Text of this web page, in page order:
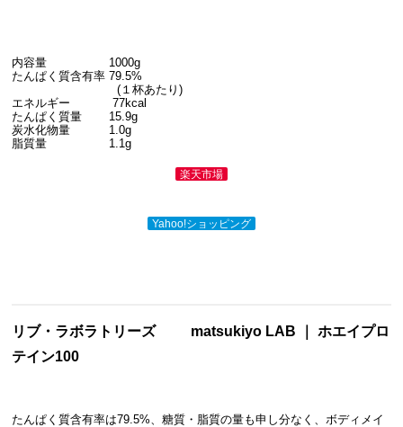
内容量 1000g
たんぱく質含有率 79.5%
(１杯あたり)
エネルギー 77kcal
たんぱく質量 15.9g
炭水化物量 1.0g
脂質量 1.1g
楽天市場
Yahoo!ショッピング
リブ・ラボラトリーズ
matsukiyo LAB ｜ ホエイプロ
テイン100
たんぱく質含有率は79.5%、糖質・脂質の量も申し分なく、ボディメイ